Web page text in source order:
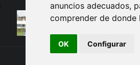
anuncios adecuados,
comprender de donde
OK Configurar
Juan Antonio Milla,
pregonero de las
Albolote 2026